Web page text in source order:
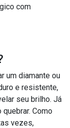
com
um diamante ou
e resistente,
seu brilho. Já
Como
vezes,